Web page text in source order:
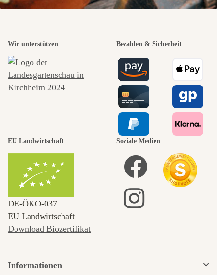
Wir unterstützen Bezahlen & Sicherheit
EU Landwirtschaft
DE‑ÖKO‑037
EU Landwirtschaft
Download Biozertifikat
Soziale Medien
Informationen